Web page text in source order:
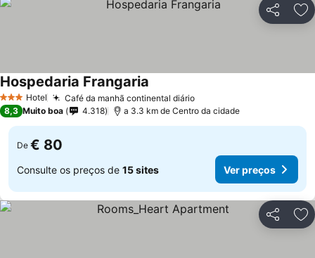
Partilhar
3 EstrelasHotel Café da manhã continental diário
Hospedaria Frangaria
8,3 Muito boa 4.318 a 3.3 km de Centro da cidade
De € 80
Consulte os preços de 15 sites Ver preços
Partilhar